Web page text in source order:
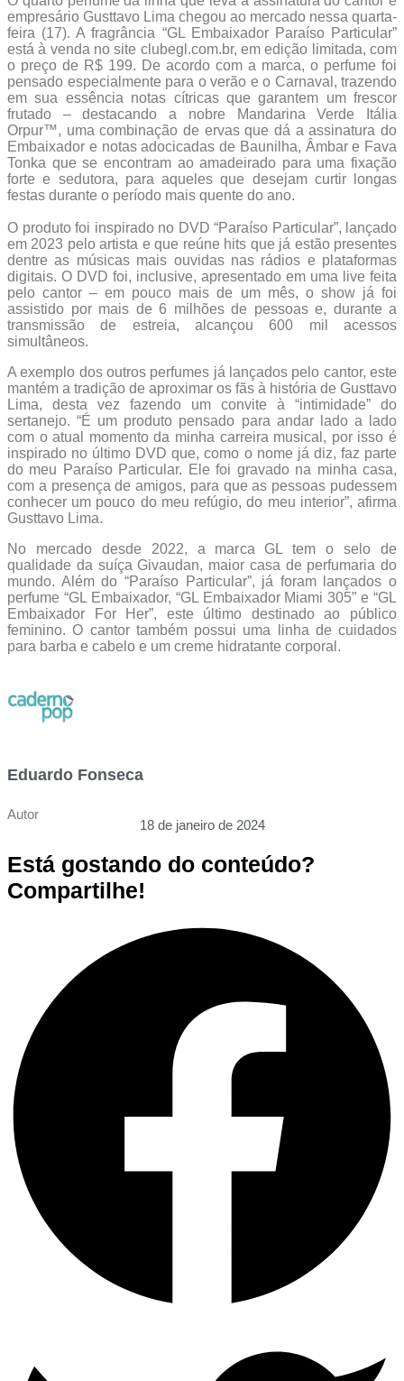
empresário Gusttavo Lima chegou ao mercado nessa quarta-
feira (17). A fragrância “GL Embaixador Paraíso Particular”
está à venda no site clubegl.com.br, em edição limitada, com
o preço de R$ 199. De acordo com a marca, o perfume foi
pensado especialmente para o verão e o Carnaval, trazendo
em sua essência notas cítricas que garantem um frescor
frutado – destacando a nobre Mandarina Verde Itália
Orpur™, uma combinação de ervas que dá a assinatura do
Embaixador e notas adocicadas de Baunilha, Âmbar e Fava
Tonka que se encontram ao amadeirado para uma fixação
forte e sedutora, para aqueles que desejam curtir longas
festas durante o período mais quente do ano.
O produto foi inspirado no DVD “Paraíso Particular”, lançado
em 2023 pelo artista e que reúne hits que já estão presentes
dentre as músicas mais ouvidas nas rádios e plataformas
digitais. O DVD foi, inclusive, apresentado em uma live feita
pelo cantor – em pouco mais de um mês, o show já foi
assistido por mais de 6 milhões de pessoas e, durante a
transmissão de estreia, alcançou 600 mil acessos
simultâneos.
A exemplo dos outros perfumes já lançados pelo cantor, este
mantém a tradição de aproximar os fãs à história de Gusttavo
Lima, desta vez fazendo um convite à “intimidade” do
sertanejo. “É um produto pensado para andar lado a lado
com o atual momento da minha carreira musical, por isso é
inspirado no último DVD que, como o nome já diz, faz parte
do meu Paraíso Particular. Ele foi gravado na minha casa,
com a presença de amigos, para que as pessoas pudessem
conhecer um pouco do meu refúgio, do meu interior”, afirma
Gusttavo Lima.
No mercado desde 2022, a marca GL tem o selo de
qualidade da suíça Givaudan, maior casa de perfumaria do
mundo. Além do “Paraíso Particular”, já foram lançados o
perfume “GL Embaixador, “GL Embaixador Miami 305” e “GL
Embaixador For Her”, este último destinado ao público
feminino. O cantor também possui uma linha de cuidados
para barba e cabelo e um creme hidratante corporal.
Eduardo Fonseca
Autor
18 de janeiro de 2024
Está gostando do conteúdo?
Compartilhe!